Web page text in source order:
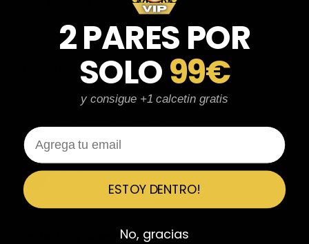
★
ESPECTACULARES
Total control del pedido, te avisan si hay algún problema con el
modelo elegido, empaquetado perfecto con caja original y
Travis Scott espectaculares. Recomendable 100%.
JV Javier Victorio
Reseña en Trustpilot
Perfectos y súper serios y atentos
2 PARES POR
SOLO99€
y consigue +1 calcetin gratis
Email
ESTOY DENTRO!
No, gracias